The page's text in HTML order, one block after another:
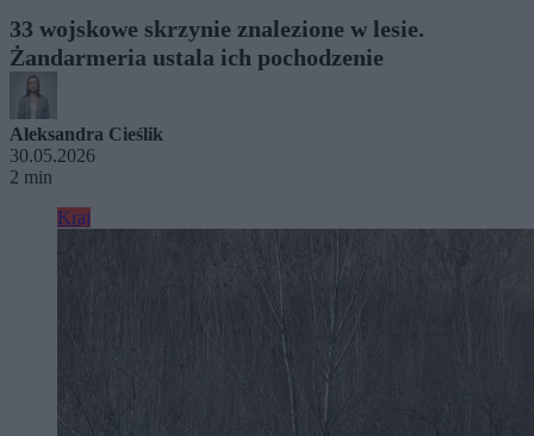
33 wojskowe skrzynie znalezione w lesie.
Żandarmeria ustala ich pochodzenie
Aleksandra Cieślik
30.05.2026
2 min
Kraj